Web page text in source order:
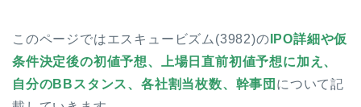
このページではエスキュービズム(3982)の IPO詳細や仮
条件決定後の初値予想、上場日直前初値予想に加え、
自分のBBスタンス、各社割当枚数、幹事団 について記